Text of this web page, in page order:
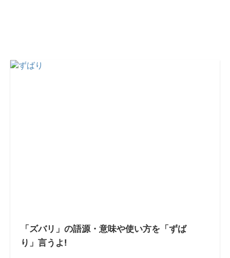
「ズバリ」の語源・意味や使い方を「ずば
り」言うよ!